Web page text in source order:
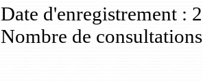
Date d'enregistrement :
Nombre de